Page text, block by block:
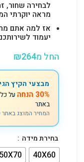
לבחירה שחור,
מראה יוקרתי המדמה
יעמוד
החל מ ₪264
מבצעי הקיץ
30% הנחה
על
באתר
המחיר המוצג
בחירת מידה
40X60
50X70